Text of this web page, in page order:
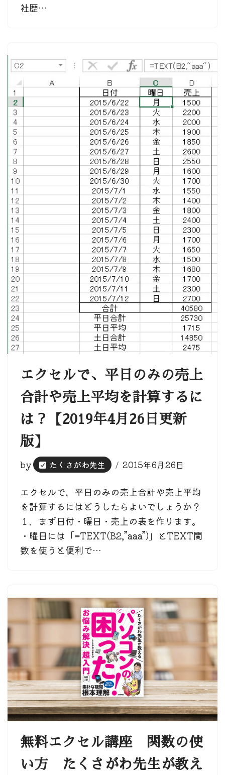
社歴…
エクセルで、平日のみの売上
合計や売上平均を計算するに
は？【2019年4月26日更新
版】
by たくさがわ先生 2015年6月26日
エクセルで、平日のみの売上合計や売上平均
を計算するにはどうしたらよいでしょうか？
１．まず日付・曜日・売上の表を作ります。
・曜日には「=TEXT(B2,”aaa”)」とTEXT関
数を使うと便利で…
無料エクセル講座 関数の使
い方 たくさがわ先生が教え